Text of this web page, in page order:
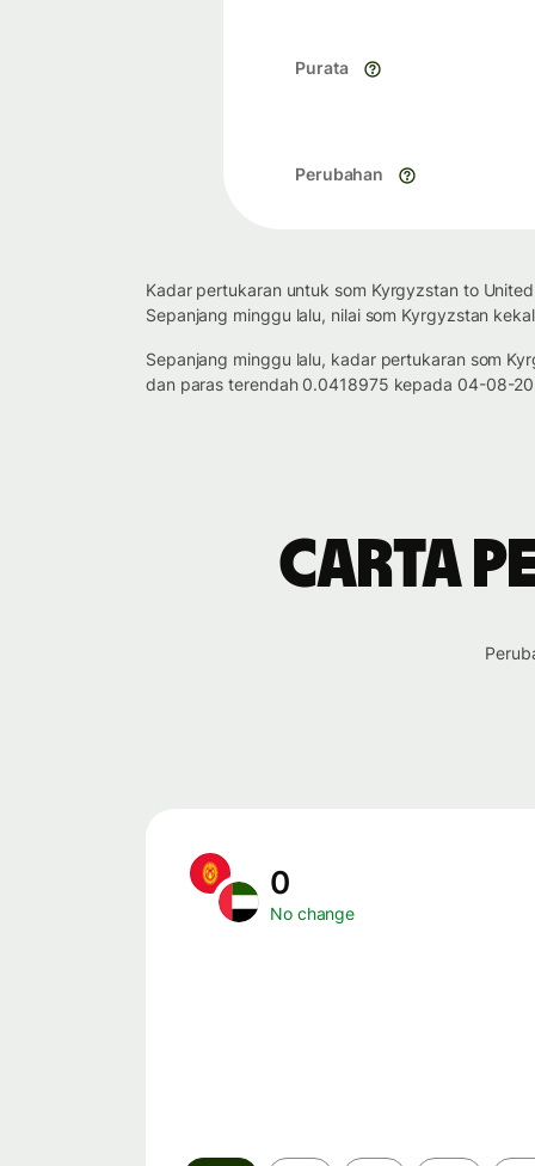
Purata
Perubahan
Kadar pertukaran untuk som Kyrgyzstan to
Sepanjang minggu lalu, nilai som Kyrgyzstan
Sepanjang minggu lalu, kadar pertukaran som
dan paras terendah 0.0418975 kepada 04-08-
Carta
0
No change